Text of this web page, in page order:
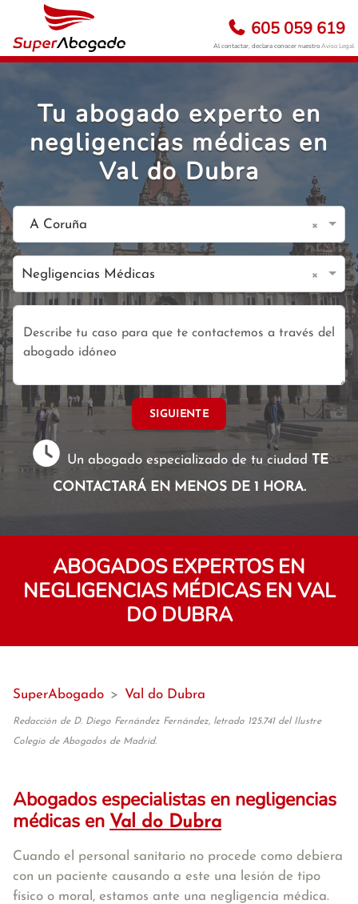
605 059 619
Al contactar, declara conocer nuestroAviso Legal
Tu abogado experto en
negligencias médicas en
Val do Dubra
A Coruña ×
Negligencias Médicas ×
SIGUIENTE
Un abogado especializado de tu ciudad TE
CONTACTARÁ EN MENOS DE 1 HORA.
ABOGADOS EXPERTOS EN
NEGLIGENCIAS MÉDICAS EN VAL
DO DUBRA
SuperAbogado > Val do Dubra
Redacción de D. Diego Fernández Fernández, letrado 125.741 del Ilustre
Colegio de Abogados de Madrid.
Abogados especialistas en negligencias
médicas en Val do Dubra
Cuando el personal sanitario no procede como debiera
con un paciente causando a este una lesión de tipo
físico o moral, estamos ante una negligencia médica.